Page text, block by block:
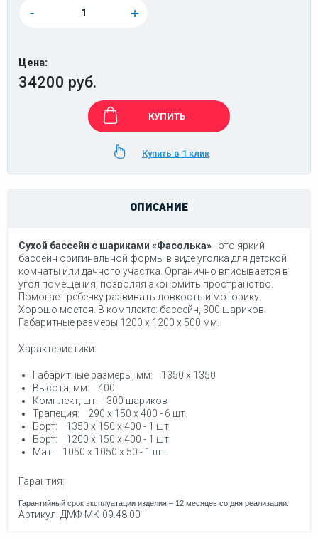
- +
Цена:
34200 руб.
КУПИТЬ
Купить в 1 клик
ОПИСАНИЕ
Сухой бассейн с шариками «Фасолька»- это яркий
бассейн оригинальной формы в виде уголка для детской
комнаты или дачного участка. Органично вписывается в
угол помещения, позволяя экономить пространство.
Помогает ребенку развивать ловкость и моторику.
Хорошо моется. В комплекте: бассейн, 300 шариков.
Габаритные размеры 1200 х 1200 x 500 мм.
Характеристики:
Габаритные размеры, мм: 1350 х 1350
Высота, мм: 400
Комплект, шт: 300 шариков
Трапеция: 290 х 150 х 400 - 6 шт.
Борт: 1350 х 150 х 400 - 1 шт.
Борт: 1200 х 150 х 400 - 1 шт.
Мат: 1050 х 1050 х 50 - 1 шт.
Гарантия:
Гарантийный срок эксплуатации изделия – 12 месяцев со дня реализации.
Артикул: ДМФ-МК-09.48.00